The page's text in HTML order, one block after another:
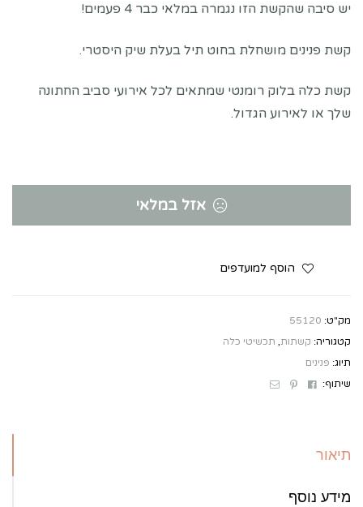
יש סיבה שהקשת הזו נגמרה במלאי כבר 4 פעמים!
קשת פנינים מושחלת בחוט תיל בעלת שיק היסטרי.
קשת כלה בלוק רומנטי שמתאים לכל אירועי סביב החתונה
שלך או לאירוע הגדול.
אזל במלאי
הוסף למועדפים
מק"ט: 55120
קטגוריה: קשתות, תכשיטי כלה
תיוג: פנינים
שיתוף:
Facebook
Pinterest
Email
תיאור
מידע נוסף